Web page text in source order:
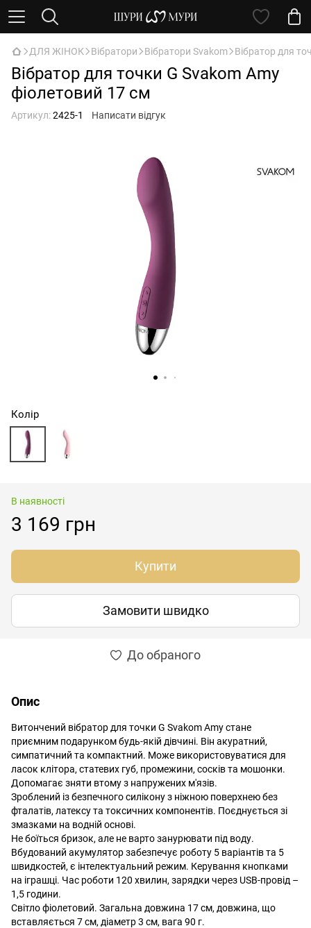
ДЛЯ ЖІНОК Вібратори Вібратори Svakom Вібратор для
Вібратор для точки G Svakom Amy
фіолетовий 17 см
Артикул:2425-1 Написати відгук
Колір
В наявності
3 169 грн
Купити
Замовити швидко
До обраного
Опис
Витончений вібратор для точки G Svakom Amy стане
приємним подарунком будь-якій дівчині. Він акуратний,
симпатичний та компактний. Може використовуватися для
ласок клітора, статевих губ, промежини, сосків та мошонки.
Допомагає зняти втому з напружених м'язів.
Зроблений із безпечного силікону з ніжною поверхнею без
фталатів, латексу та токсичних компонентів. Поєднується зі
змазками на водній основі.
Не боїться бризок, але не варто занурювати під воду.
Вбудований акумулятор забезпечує роботу 5 варіантів та 5
швидкостей, є інтелектуальний режим. Керування кнопками
на іграшці. Час роботи 120 хвилин, зарядки через USB-провід –
1,5 години.
Світло фіолетовий. Загальна довжина 17 см, довжина, що
вставляється 7 см, діаметр 3 см, вага 90 г.